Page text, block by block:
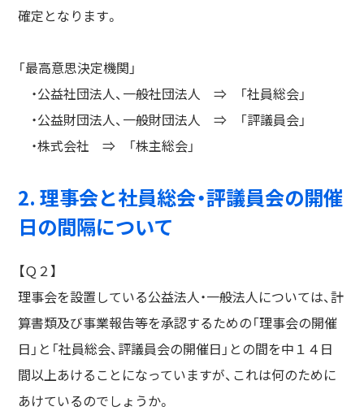
確定となります。
「最高意思決定機関」
・公益社団法人、一般社団法人 ⇒ 「社員総会」
・公益財団法人、一般財団法人 ⇒ 「評議員会」
・株式会社 ⇒ 「株主総会」
2. 理事会と社員総会・評議員会の開催
日の間隔について
【Ｑ２】
理事会を設置している公益法人・一般法人については、計
算書類及び事業報告等を承認するための「理事会の開催
日」と「社員総会、評議員会の開催日」との間を中１４日
間以上あけることになっていますが、これは何のために
あけているのでしょうか。